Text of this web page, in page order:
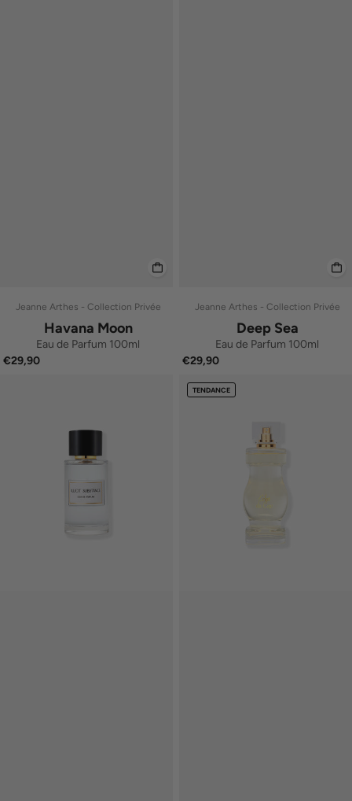
Jeanne Arthes - Collection Privée
Havana Moon
Eau de Parfum 100ml
€29,90
Jeanne Arthes - Collection Privée
Deep Sea
Eau de Parfum 100ml
€29,90
TENDANCE